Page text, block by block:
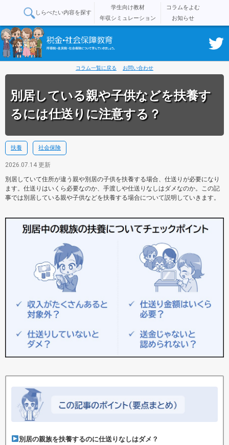
しらべたい内容を探す
学生向け教材
コラムをよむ
年収シミュレーション
お知らせ
コラム一覧に戻る お問い合わせ
別居している親や子供などを扶養す
るには仕送りに注意する？
扶養 社会保険
2026.07.14 更新
別居していて住所が違う親や別居の子供を扶養する場合、仕送りが必要になり
ます。仕送りはいくら必要なのか、手渡しや仕送りなしはダメなのか。この記
事では別居している親や子供などを扶養する場合について説明していきます。
別居の親族を扶養するのに仕送りなしはダメ？